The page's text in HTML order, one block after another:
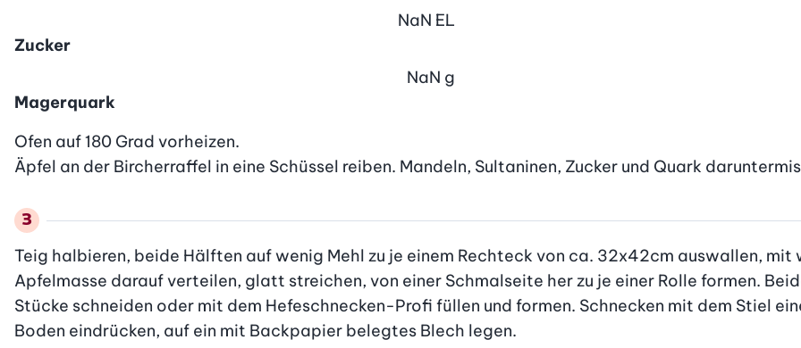
Zucker
NaN EL
Magerquark
NaN g
Ofen auf 180 Grad vorheizen.
Äpfel an der Bircherraffel in eine Schüssel reiben. Mandeln, Sultaninen, Zucker und Quark
Teig halbieren, beide Hälften auf wenig Mehl zu je einem Rechteck von ca. 32x42cm auswallen, mit
Apfelmasse darauf verteilen, glatt streichen, von einer Schmalseite her zu je einer Rolle formen.
Stücke schneiden oder mit dem Hefeschnecken-Profi füllen und formen. Schnecken mit dem Stiel
Boden eindrücken, auf ein mit Backpapier belegtes Blech legen.